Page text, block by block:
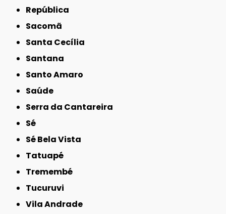
República
Sacomã
Santa Cecília
Santana
Santo Amaro
Saúde
Serra da Cantareira
Sé
Sé Bela Vista
Tatuapé
Tremembé
Tucuruvi
Vila Andrade